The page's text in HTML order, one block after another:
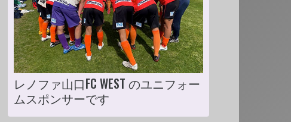
レノファ山口FC WEST のユニフォー
ムスポンサーです